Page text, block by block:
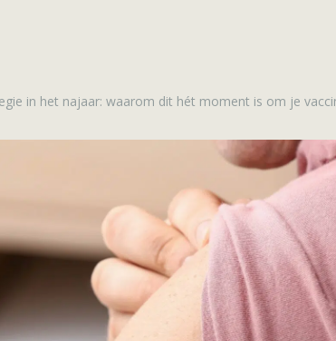
in het najaar: waarom dit hét moment is om je